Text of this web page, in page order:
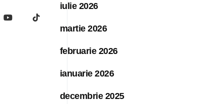
iulie 2026
martie 2026
februarie 2026
ianuarie 2026
decembrie 2025